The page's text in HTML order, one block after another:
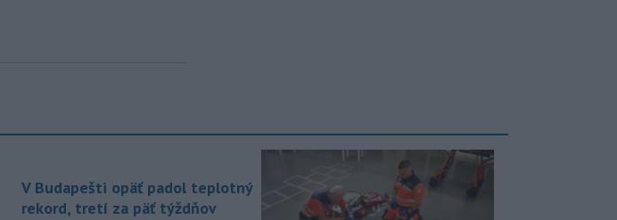
V Budapešti opäť padol teplotný
rekord, tretí za päť týždňov